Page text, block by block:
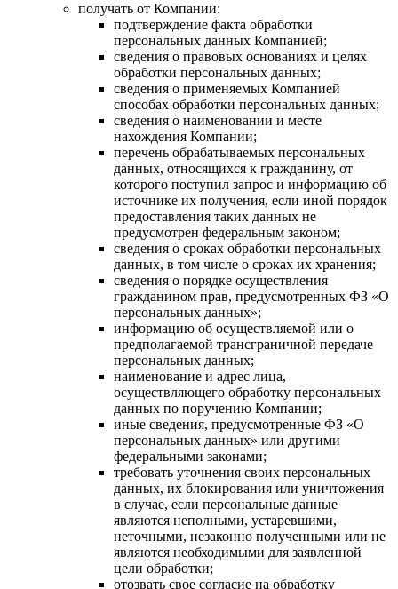
получать от Компании:
подтверждение факта обработки
персональных данных Компанией;
сведения о правовых основаниях и целях
обработки персональных данных;
сведения о применяемых Компанией
способах обработки персональных данных;
сведения о наименовании и месте
нахождения Компании;
перечень обрабатываемых персональных
данных, относящихся к гражданину, от
которого поступил запрос и информацию об
источнике их получения, если иной порядок
предоставления таких данных не
предусмотрен федеральным законом;
сведения о сроках обработки персональных
данных, в том числе о сроках их хранения;
сведения о порядке осуществления
гражданином прав, предусмотренных ФЗ «О
персональных данных»;
информацию об осуществляемой или о
предполагаемой трансграничной передаче
персональных данных;
наименование и адрес лица,
осуществляющего обработку персональных
данных по поручению Компании;
иные сведения, предусмотренные ФЗ «О
персональных данных» или другими
федеральными законами;
требовать уточнения своих персональных
данных, их блокирования или уничтожения
в случае, если персональные данные
являются неполными, устаревшими,
неточными, незаконно полученными или не
являются необходимыми для заявленной
цели обработки;
отозвать свое согласие на обработку